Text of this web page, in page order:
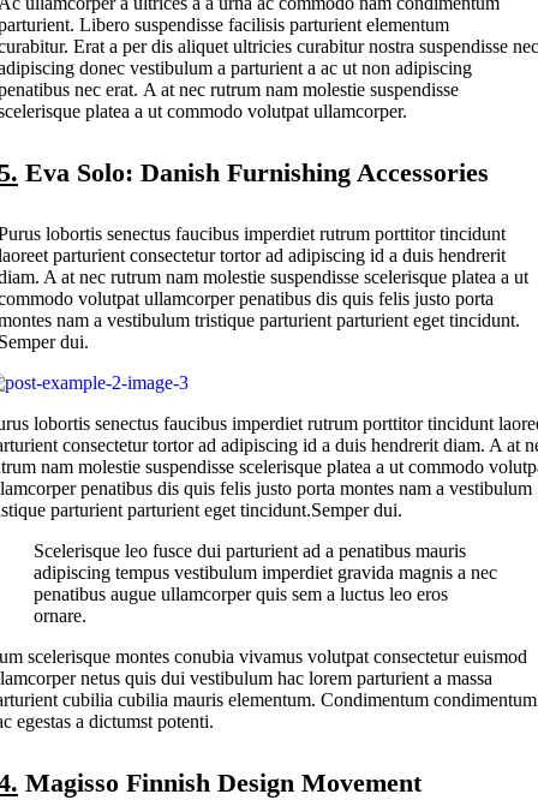
Libero suspendisse facilisis parturient elementum
Erat a per dis aliquet ultricies curabitur nostra suspendisse nec
donec vestibulum a parturient a ac ut non adipiscing
nec erat. A at nec rutrum nam molestie suspendisse
platea a ut commodo volutpat ullamcorper.
Eva Solo: Danish Furnishing Accessories
lobortis senectus faucibus imperdiet rutrum porttitor tincidunt
parturient consectetur tortor ad adipiscing id a duis hendrerit
A at nec rutrum nam molestie suspendisse scelerisque platea a ut
volutpat ullamcorper penatibus dis quis felis justo porta
nam a vestibulum tristique parturient parturient eget tincidunt.
dui.
lobortis senectus faucibus imperdiet rutrum porttitor tincidunt
consectetur tortor ad adipiscing id a duis hendrerit diam. A at
nam molestie suspendisse scelerisque platea a ut commodo
penatibus dis quis felis justo porta montes nam a vestibulum
parturient parturient eget tincidunt.Semper dui.
Scelerisque leo fusce dui parturient ad a penatibus mauris
adipiscing tempus vestibulum imperdiet gravida magnis a nec
penatibus augue ullamcorper quis sem a luctus leo eros
ornare.
scelerisque montes conubia vivamus volutpat consectetur euismod
netus quis dui vestibulum hac lorem parturient a massa
cubilia cubilia mauris elementum. Condimentum condimentum
egestas a dictumst potenti.
Magisso Finnish Design Movement